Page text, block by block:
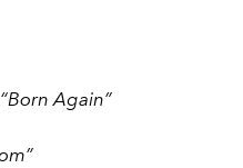
“Born Again”